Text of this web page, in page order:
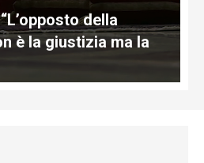
della
è la giustizia ma la